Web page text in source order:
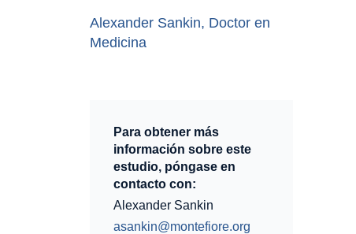
Alexander Sankin, Doctor en
Medicina
Para obtener más
información sobre este
estudio, póngase en
contacto con:
Alexander Sankin
asankin@montefiore.org